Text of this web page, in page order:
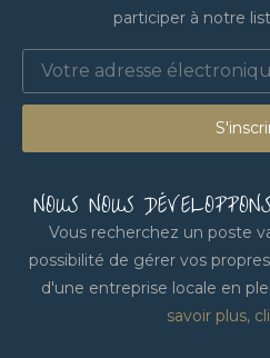
participer à notre
NOUS NOUS
Vous recherchez un poste
possibilité de gérer vos
d'une entreprise locale en
savoir plus,